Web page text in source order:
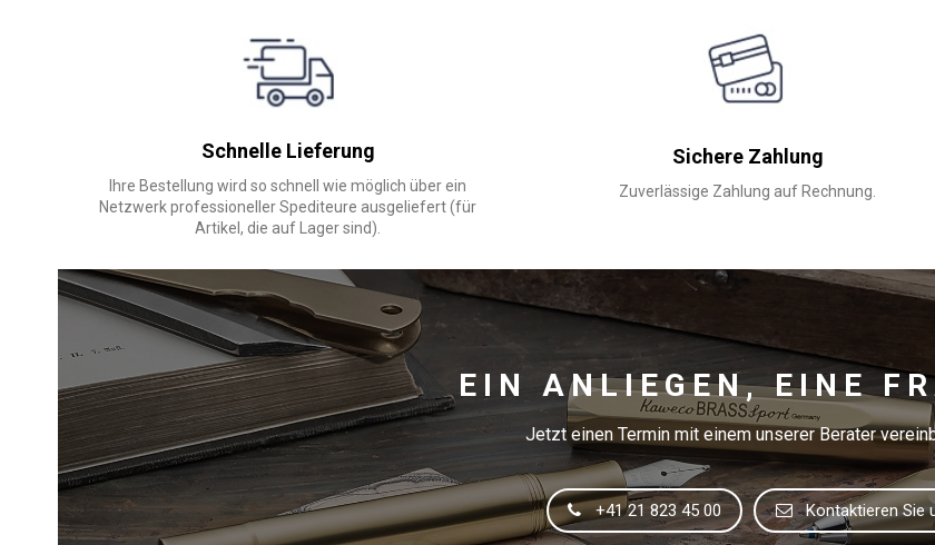
Schnelle Lieferung
Ihre Bestellung wird so schnell wie möglich über ein
Netzwerk professioneller Spediteure ausgeliefert (für
Artikel, die auf Lager sind).
Sichere Zahlung
Zuverlässige Zahlung auf Rechnung.
EIN ANLIEGEN, EINE
Jetzt einen Termin mit einem unserer Berater
+41 21 823 45 00 Kontaktieren Sie